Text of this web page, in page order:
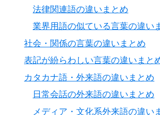
法律関連語の違いまとめ
業界用語の似ている言葉の違い
社会・関係の言葉の違いまとめ
表記が紛らわしい言葉の違いまと
カタカナ語・外来語の違いまとめ
日常会話の外来語の違いまとめ
メディア・文化系外来語の違い